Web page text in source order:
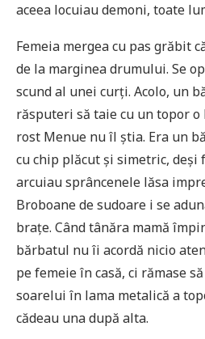
aceea locuiau demoni, toate
Femeia mergea cu pas grăbit
de la marginea drumului. Se
scund al unei curți. Acolo, un
răsputeri să taie cu un topor o
rost Menue nu îl știa. Era un
cu chip plăcut și simetric, deși
arcuiau sprâncenele lăsa
Broboane de sudoare i se
brațe. Când tânăra mamă
bărbatul nu îi acordă nicio
pe femeie în casă, ci rămase
soarelui în lama metalică a
cădeau una după alta.